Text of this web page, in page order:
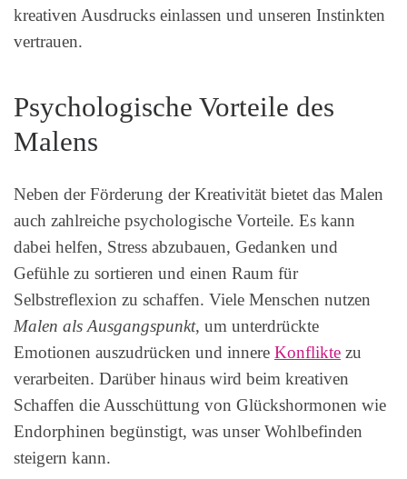
kreativen Ausdrucks einlassen und unseren Instinkten
vertrauen.
Psychologische Vorteile des
Malens
Neben der Förderung der Kreativität bietet das Malen
auch zahlreiche psychologische Vorteile. Es kann
dabei helfen, Stress abzubauen, Gedanken und
Gefühle zu sortieren und einen Raum für
Selbstreflexion zu schaffen. Viele Menschen nutzen
Malen als Ausgangspunkt, um unterdrückte
Emotionen auszudrücken und innere Konflikte zu
verarbeiten. Darüber hinaus wird beim kreativen
Schaffen die Ausschüttung von Glückshormonen wie
Endorphinen begünstigt, was unser Wohlbefinden
steigern kann.